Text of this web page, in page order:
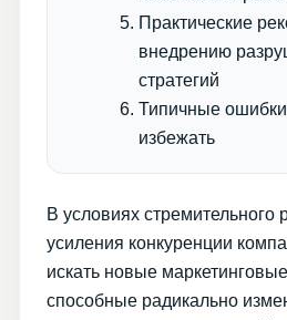
Практические
внедрению
стратегий
Типичные ошибки
избежать
В условиях стремительного
усиления конкуренции
искать новые
способные радикально